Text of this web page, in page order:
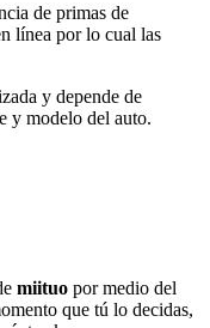
de primas de
línea por lo cual las
y depende de
y modelo del auto.
miituo por medio del
que tú lo decidas,